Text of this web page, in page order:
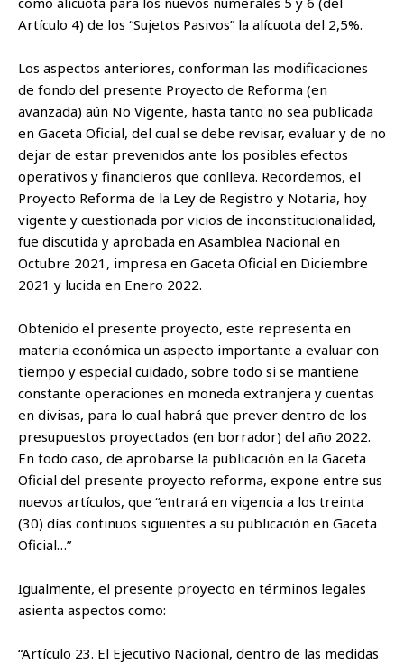
Artículo 4) de los “Sujetos Pasivos” la alícuota del 2,5%.
Los aspectos anteriores, conforman las modificaciones
de fondo del presente Proyecto de Reforma (en
avanzada) aún No Vigente, hasta tanto no sea publicada
en Gaceta Oficial, del cual se debe revisar, evaluar y de no
dejar de estar prevenidos ante los posibles efectos
operativos y financieros que conlleva. Recordemos, el
Proyecto Reforma de la Ley de Registro y Notaria, hoy
vigente y cuestionada por vicios de inconstitucionalidad,
fue discutida y aprobada en Asamblea Nacional en
Octubre 2021, impresa en Gaceta Oficial en Diciembre
2021 y lucida en Enero 2022.
Obtenido el presente proyecto, este representa en
materia económica un aspecto importante a evaluar con
tiempo y especial cuidado, sobre todo si se mantiene
constante operaciones en moneda extranjera y cuentas
en divisas, para lo cual habrá que prever dentro de los
presupuestos proyectados (en borrador) del año 2022.
En todo caso, de aprobarse la publicación en la Gaceta
Oficial del presente proyecto reforma, expone entre sus
nuevos artículos, que “entrará en vigencia a los treinta
(30) días continuos siguientes a su publicación en Gaceta
Oficial…”
Igualmente, el presente proyecto en términos legales
asienta aspectos como:
“Artículo 23. El Ejecutivo Nacional, dentro de las medidas